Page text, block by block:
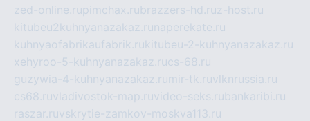
zed-online.rupimchax.rubrazzers-hd.ruz-host.ru
kitubeu2kuhnyanazakaz.ru naperekate.ru
kuhnyaofabrikaufabrik.rukitubeu-2-kuhnyanazakaz.ru
xehyroo-5-kuhnyanazakaz.rucs-68.ru
guzywia-4-kuhnyanazakaz.ru mir-tk.ruvlknrussia.ru
cs68.ruvladivostok-map.ruvideo-seks.rubankaribi.ru
raszar.ruvskrytie-zamkov-moskva113.ru